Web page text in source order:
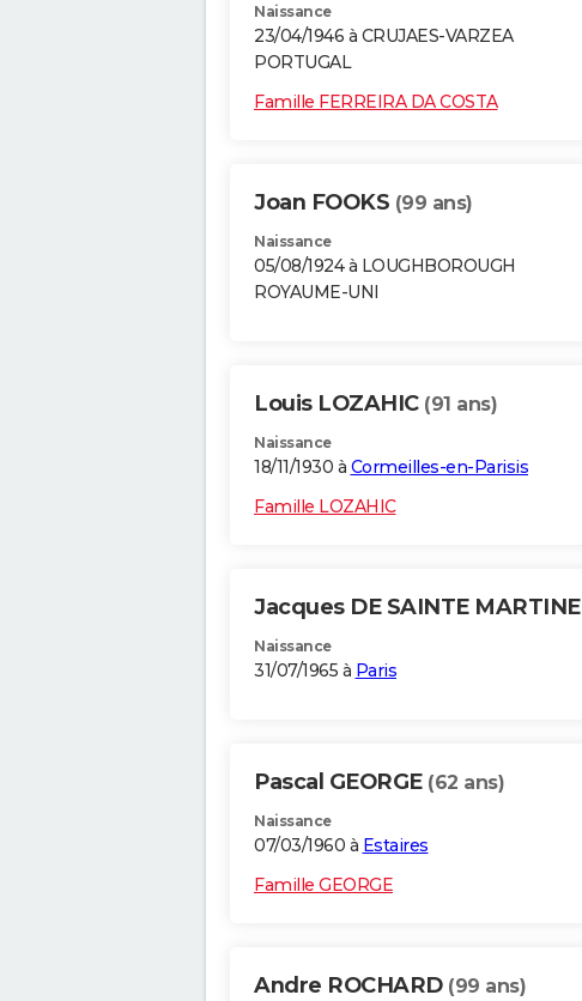
Naissance
23/04/1946 à CRUJAES-VARZEA
PORTUGAL
Famille FERREIRA DA COSTA
Joan FOOKS (99 ans)
Naissance
05/08/1924 à LOUGHBOROUGH
ROYAUME-UNI
Louis LOZAHIC (91 ans)
Naissance
18/11/1930 à Cormeilles-en-Parisis
Famille LOZAHIC
Jacques DE SAINTE MARTINE
Naissance
31/07/1965 à Paris
Pascal GEORGE (62 ans)
Naissance
07/03/1960 à Estaires
Famille GEORGE
Andre ROCHARD (99 ans)